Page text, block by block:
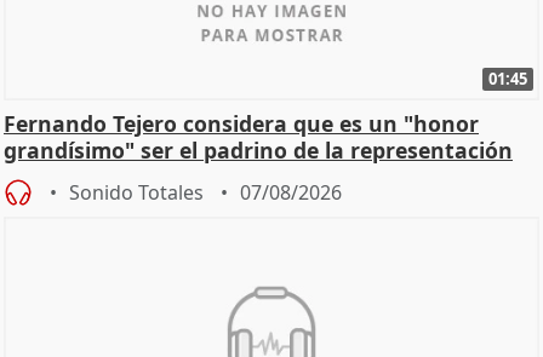
01:45
Fernando Tejero considera que es un "honor
grandísimo" ser el padrino de la representación
Sonido Totales 07/08/2026